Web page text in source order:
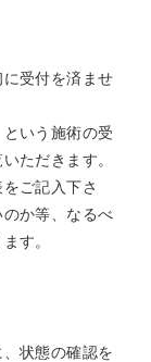
受付を済ませ
いう施術の受
ただきます。
ご記入下さ
か等、なるべ
す。
状態の確認を